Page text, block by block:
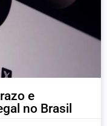
e
no Brasil